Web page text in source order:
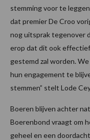
stemming voor te
dat premier De Croo
nog uitsprak tegenover
erop dat dit ook
gestemd zal worden.
hun engagement te
stemmen” stelt Lode
Boeren blijven achter
Boerenbond vraagt om
geheel en een